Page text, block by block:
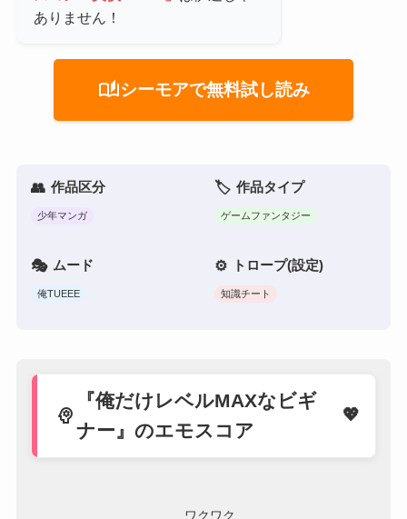
ありません！
auto_storiesシーモアで無料試し読み
作品区分
少年マンガ
作品タイプ
ゲームファンタジー
ムード
俺TUEEE
トロープ(設定)
知識チート
psychology
『俺だけレベルMAXなビギ
ナー』のエモスコア